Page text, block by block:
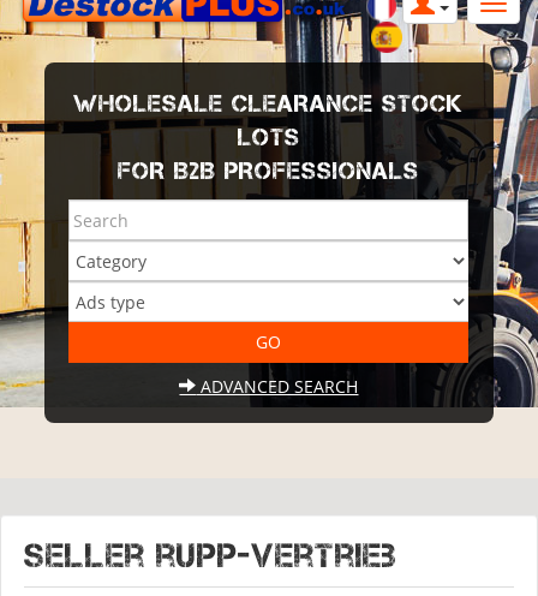
WHOLESALE CLEARANCE STOCK
LOTS
FOR B2B PROFESSIONALS
ADVANCED SEARCH
Seller rupp-vertrieb